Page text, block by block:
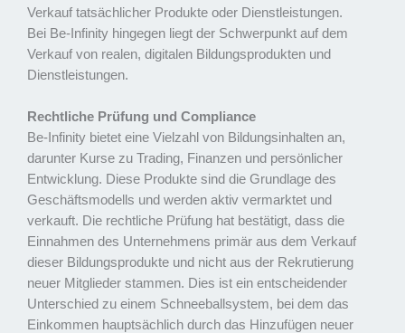
Verkauf tatsächlicher Produkte oder Dienstleistungen.
Bei Be-Infinity hingegen liegt der Schwerpunkt auf dem
Verkauf von realen, digitalen Bildungsprodukten und
Dienstleistungen.
Rechtliche Prüfung und Compliance
Be-Infinity bietet eine Vielzahl von Bildungsinhalten an,
darunter Kurse zu Trading, Finanzen und persönlicher
Entwicklung. Diese Produkte sind die Grundlage des
Geschäftsmodells und werden aktiv vermarktet und
verkauft. Die rechtliche Prüfung hat bestätigt, dass die
Einnahmen des Unternehmens primär aus dem Verkauf
dieser Bildungsprodukte und nicht aus der Rekrutierung
neuer Mitglieder stammen. Dies ist ein entscheidender
Unterschied zu einem Schneeballsystem, bei dem das
Einkommen hauptsächlich durch das Hinzufügen neuer